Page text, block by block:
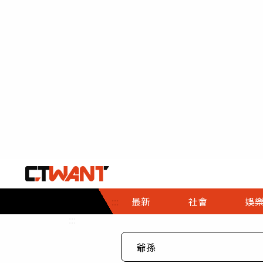
::: 最新 社會
社會首頁
時事
娛樂
娛樂首頁
即時
專題
財經首頁
熱線
３Ｃ
政